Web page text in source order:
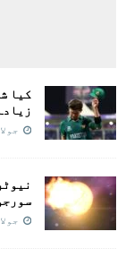
کیا
جولائی
جولائی